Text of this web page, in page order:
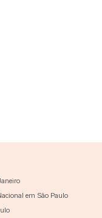
em São Paulo